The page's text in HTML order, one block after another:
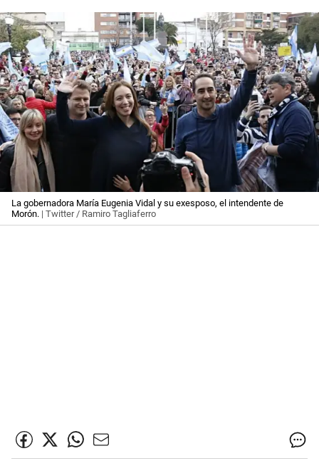
La gobernadora María Eugenia Vidal y su exesposo, el intendente de
Morón. | Twitter / Ramiro Tagliaferro